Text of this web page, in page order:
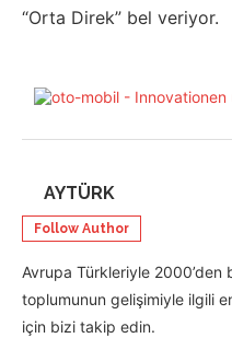
“Orta Direk” bel veriyor.
AYTÜRK
Follow Author
Avrupa Türkleriyle 2000’den
toplumunun gelişimiyle ilgili
için bizi takip edin.